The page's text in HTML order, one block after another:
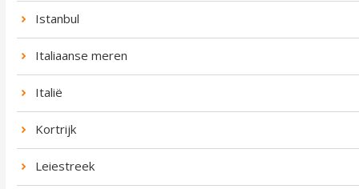
Istanbul
Italiaanse meren
Italië
Kortrijk
Leiestreek